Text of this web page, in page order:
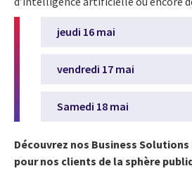
jeudi 16 mai
vendredi 17 mai
Samedi 18 mai
Découvrez nos Business
pour nos clients de la sphère